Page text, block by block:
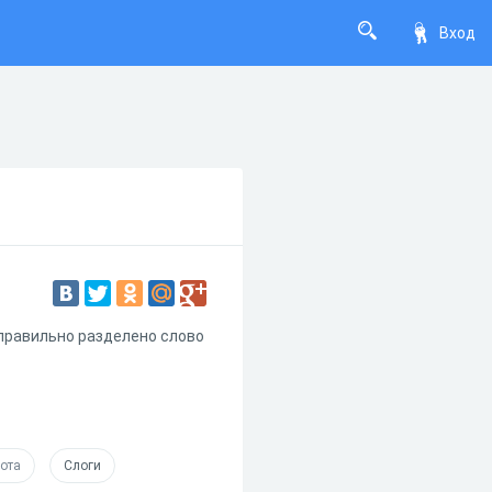
Вход
разделено слово
Слоги